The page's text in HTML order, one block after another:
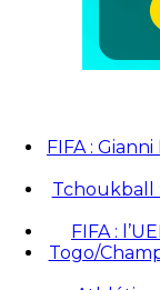
FIFA :
Tchoukball
FIFA :
Togo/